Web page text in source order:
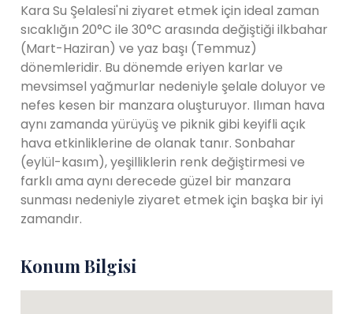
Kara Su Şelalesi'ni ziyaret etmek için ideal zaman
sıcaklığın 20°C ile 30°C arasında değiştiği ilkbahar
(Mart-Haziran) ve yaz başı (Temmuz)
dönemleridir. Bu dönemde eriyen karlar ve
mevsimsel yağmurlar nedeniyle şelale doluyor ve
nefes kesen bir manzara oluşturuyor. Ilıman hava
aynı zamanda yürüyüş ve piknik gibi keyifli açık
hava etkinliklerine de olanak tanır. Sonbahar
(eylül-kasım), yeşilliklerin renk değiştirmesi ve
farklı ama aynı derecede güzel bir manzara
sunması nedeniyle ziyaret etmek için başka bir iyi
zamandır.
Konum Bilgisi